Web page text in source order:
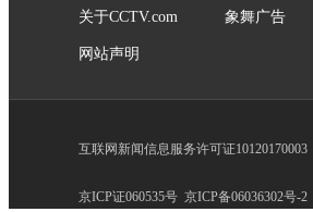
关于CCTV.com 象舞广告
网站声明
互联网新闻信息服务许可证10120170003
京ICP证060535号 京ICP备06036302号-2